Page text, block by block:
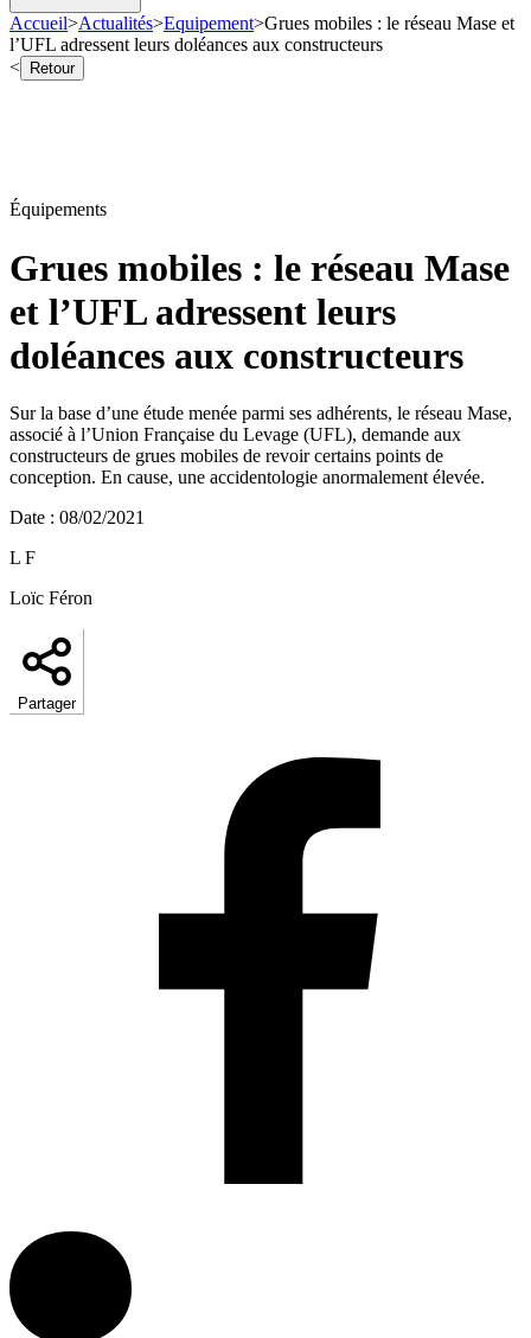
Accueil>Actualités>Equipement>Grues mobiles : le réseau Mase et
l’UFL adressent leurs doléances aux constructeurs
<
Retour
Équipements
Grues mobiles : le réseau Mase
et l’UFL adressent leurs
doléances aux constructeurs
Sur la base d’une étude menée parmi ses adhérents, le réseau Mase,
associé à l’Union Française du Levage (UFL), demande aux
constructeurs de grues mobiles de revoir certains points de
conception. En cause, une accidentologie anormalement élevée.
Date : 08/02/2021
L F
Loïc Féron
Partager